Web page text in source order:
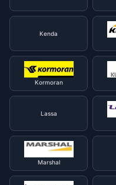
Kenda
Kormoran
Lassa
Marshal